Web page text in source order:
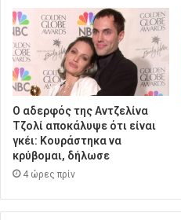
Ο αδερφός της Αντζελίνα
Τζολί αποκάλυψε ότι είναι
γκέι: Κουράστηκα να
κρύβομαι, δήλωσε
4 ώρες πρίν